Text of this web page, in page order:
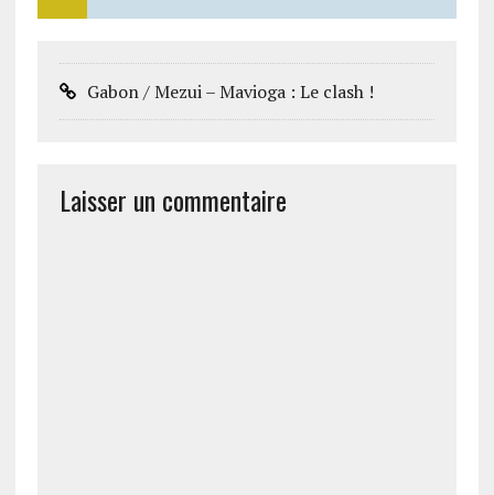
Gabon / Mezui – Mavioga : Le clash !
Laisser un commentaire